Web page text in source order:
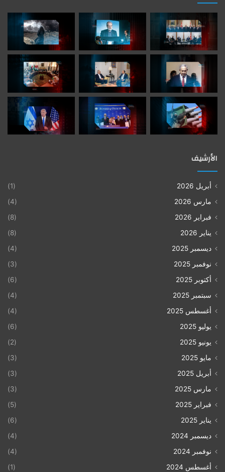
الأرشيف
أبريل 2026
(1)
مارس 2026
(4)
فبراير 2026
(8)
يناير 2026
(8)
ديسمبر 2025
(4)
نوفمبر 2025
(3)
أكتوبر 2025
(6)
سبتمبر 2025
(4)
أغسطس 2025
(4)
يوليو 2025
(6)
يونيو 2025
(2)
مايو 2025
(3)
أبريل 2025
(3)
مارس 2025
(3)
فبراير 2025
(5)
يناير 2025
(6)
ديسمبر 2024
(4)
نوفمبر 2024
(4)
أغسطس 2024
(1)